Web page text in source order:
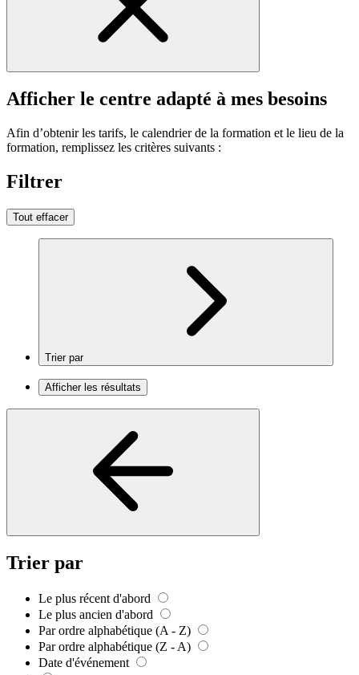
Afficher le centre adapté à mes besoins
Afin d’obtenir les tarifs, le calendrier de la formation et le lieu de la
formation, remplissez les critères suivants :
Filtrer
Tout effacer
Trier par
Afficher les résultats
Trier par
Le plus récent d'abord
Le plus ancien d'abord
Par ordre alphabétique (A - Z)
Par ordre alphabétique (Z - A)
Date d'événement